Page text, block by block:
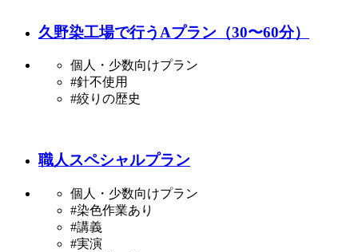
久野染工場で行うAプラン（30〜60分）
個人・少数向けプラン
#針不使用
#絞りの歴史
職人スペシャルプラン
個人・少数向けプラン
#染色作業あり
#講義
#実演